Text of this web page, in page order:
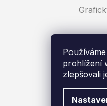
prohlížení
zlepšovali